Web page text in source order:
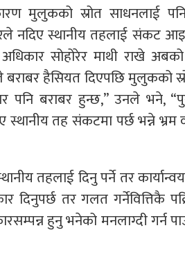
मुलुकको स्रोत साधनलाई
नदिए स्थानीय तहलाई संकट
सोहोरेर माथी राखे
बराबर हैसियत दिएपछि मुलुकको
पनि बराबर हुन्छ,” उनले भने,
तह संकटमा पर्छ भन्ने भ्रम
तहलाई दिनु पर्ने तर
दिनुपर्छ तर गलत गर्नेवित्तिकै
हुनु भनेको मनलाग्दी गर्न